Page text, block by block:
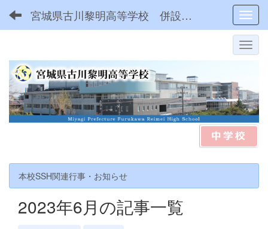
宮城県古川黎明高等学校 併設型中高一貫
本校SSH関連行事・お知らせ
2023年6月の記事一覧